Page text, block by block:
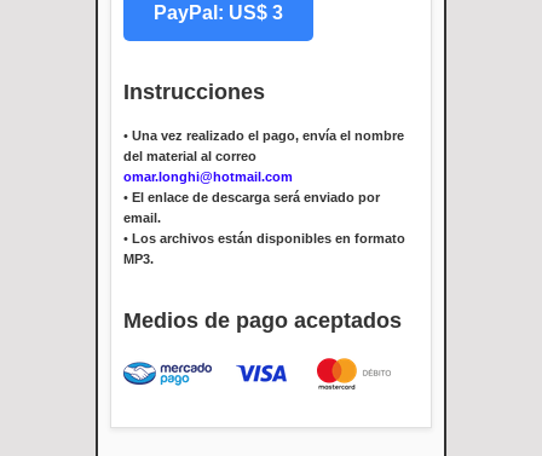
PayPal: US$ 3
Instrucciones
• Una vez realizado el pago, envía el nombre
del material al correo
omar.longhi@hotmail.com
• El enlace de descarga será enviado por
email.
• Los archivos están disponibles en formato
MP3.
Medios de pago aceptados